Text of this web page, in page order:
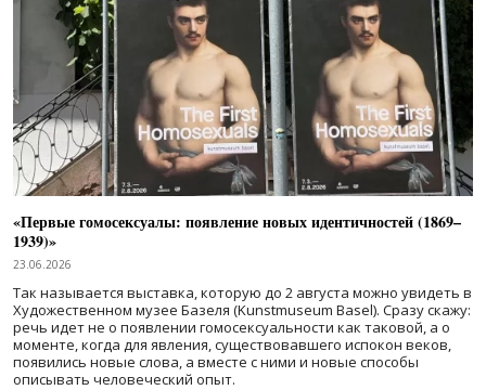
«Первые гомосексуалы: появление новых идентичностей (1869–
1939)»
23.06.2026
Так называется выставка, которую до 2 августа можно увидеть в
Художественном музее Базеля (Kunstmuseum Basel). Сразу скажу:
речь идет не о появлении гомосексуальности как таковой, а о
моменте, когда для явления, существовавшего испокон веков,
появились новые слова, а вместе с ними и новые способы
описывать человеческий опыт.